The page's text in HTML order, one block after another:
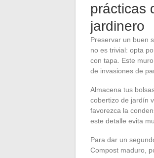
prácticas
jardinero
Preservar un buen
no es trivial: opta
con tapa. Este
de invasiones de
Almacena tus
cobertizo de jardín
favorezca la
este detalle evita
Para dar un
Compost maduro,